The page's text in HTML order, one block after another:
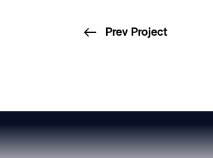
Prev Project